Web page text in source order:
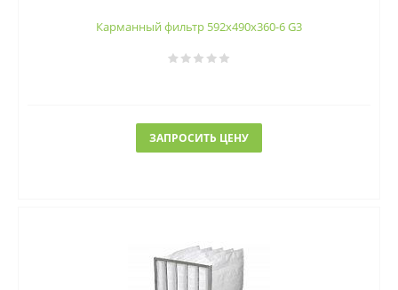
Карманный фильтр 592х490х360-6 G3
ЗАПРОСИТЬ ЦЕНУ